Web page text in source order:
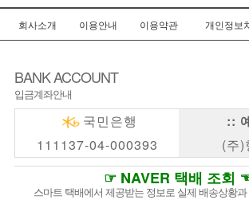
회사소개 이용안내 이용약관 개인정보
BANK ACCOUNT
입금계좌안내
국민은행
111137-04-000393
::
(주)
☞ NAVER 택배 조회
스마트 택배에서 제공받는 정보로 실제 배송상황